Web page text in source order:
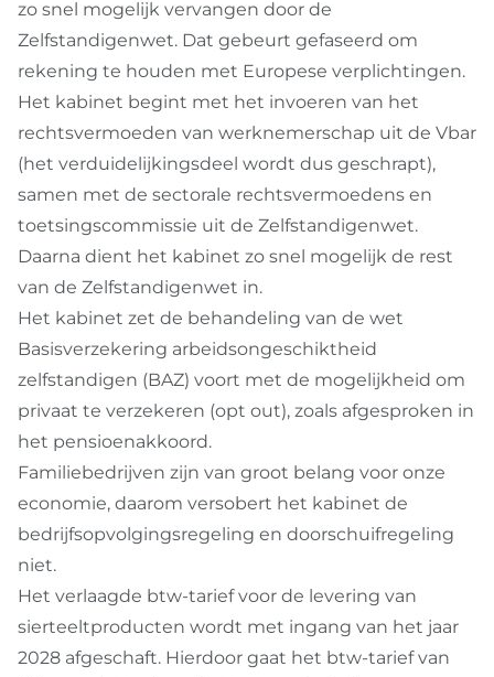
zo snel mogelijk vervangen door de
Zelfstandigenwet. Dat gebeurt gefaseerd om
rekening te houden met Europese verplichtingen.
Het kabinet begint met het invoeren van het
rechtsvermoeden van werknemerschap uit de Vbar
(het verduidelijkingsdeel wordt dus geschrapt),
samen met de sectorale rechtsvermoedens en
toetsingscommissie uit de Zelfstandigenwet.
Daarna dient het kabinet zo snel mogelijk de rest
van de Zelfstandigenwet in.
Het kabinet zet de behandeling van de wet
Basisverzekering arbeidsongeschiktheid
zelfstandigen (BAZ) voort met de mogelijkheid om
privaat te verzekeren (opt out), zoals afgesproken in
het pensioenakkoord.
Familiebedrijven zijn van groot belang voor onze
economie, daarom versobert het kabinet de
bedrijfsopvolgingsregeling en doorschuifregeling
niet.
Het verlaagde btw-tarief voor de levering van
sierteeltproducten wordt met ingang van het jaar
2028 afgeschaft. Hierdoor gaat het btw-tarief van